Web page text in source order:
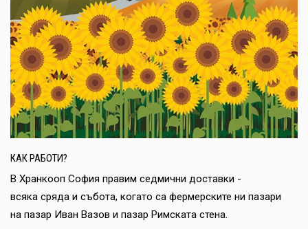
КАК РАБОТИ?
В Хранкооп София правим седмични доставки -
всяка сряда и събота, когато са фермерските ни пазари
на пазар Иван Вазов и пазар Римската стена.